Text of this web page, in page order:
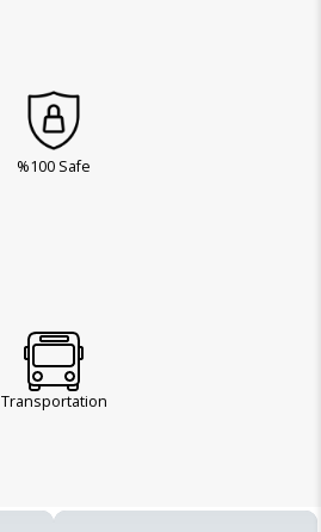
%100 Safe
Transportation